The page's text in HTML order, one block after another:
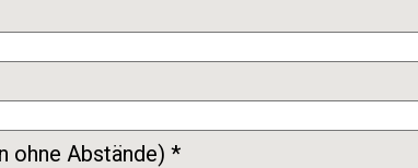
ohne Abstände) *